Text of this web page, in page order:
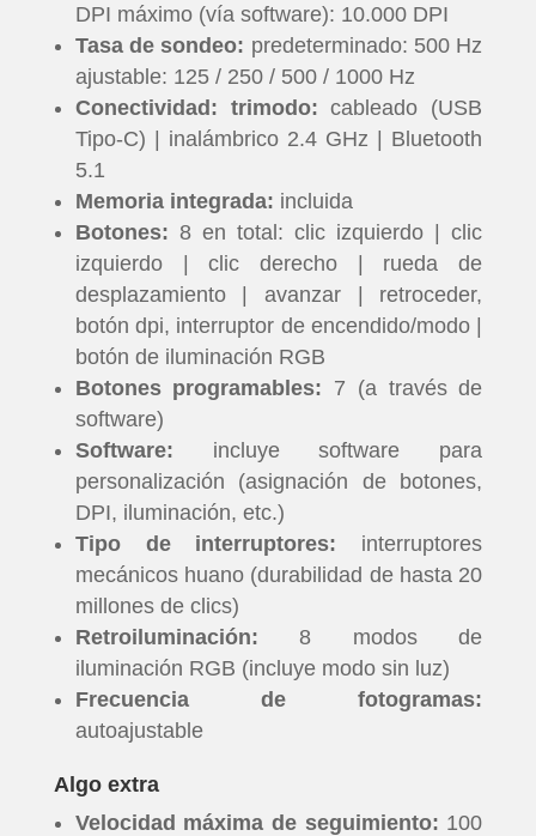
DPI máximo (vía software): 10.000 DPI
Tasa de sondeo: predeterminado: 500 Hz
ajustable: 125 / 250 / 500 / 1000 Hz
Conectividad: trimodo: cableado (USB
Tipo-C) | inalámbrico 2.4 GHz | Bluetooth
5.1
Memoria integrada: incluida
Botones: 8 en total: clic izquierdo | clic
izquierdo | clic derecho | rueda de
desplazamiento | avanzar | retroceder,
botón dpi, interruptor de encendido/modo |
botón de iluminación RGB
Botones programables: 7 (a través de
software)
Software: incluye software para
personalización (asignación de botones,
DPI, iluminación, etc.)
Tipo de interruptores: interruptores
mecánicos huano (durabilidad de hasta 20
millones de clics)
Retroiluminación: 8 modos de
iluminación RGB (incluye modo sin luz)
Frecuencia de fotogramas:
autoajustable
Algo extra
Velocidad máxima de seguimiento: 100